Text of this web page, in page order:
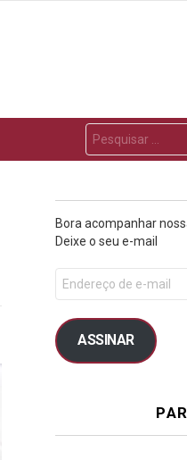
Bora acompanhar
Deixe o seu e-mail
ASSINAR